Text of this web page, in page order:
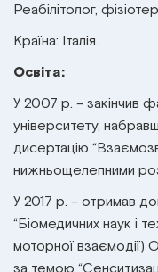
Реабілітолог,
Країна: Італія.
Освіта:
У 2007 р. – закінчив
університету,
дисертацію
нижньощелепними
У 2017 р. – отримав
“Біомедичних наук і
моторної взаємодії)
за темою
Естетична медицина
Остеопатичні